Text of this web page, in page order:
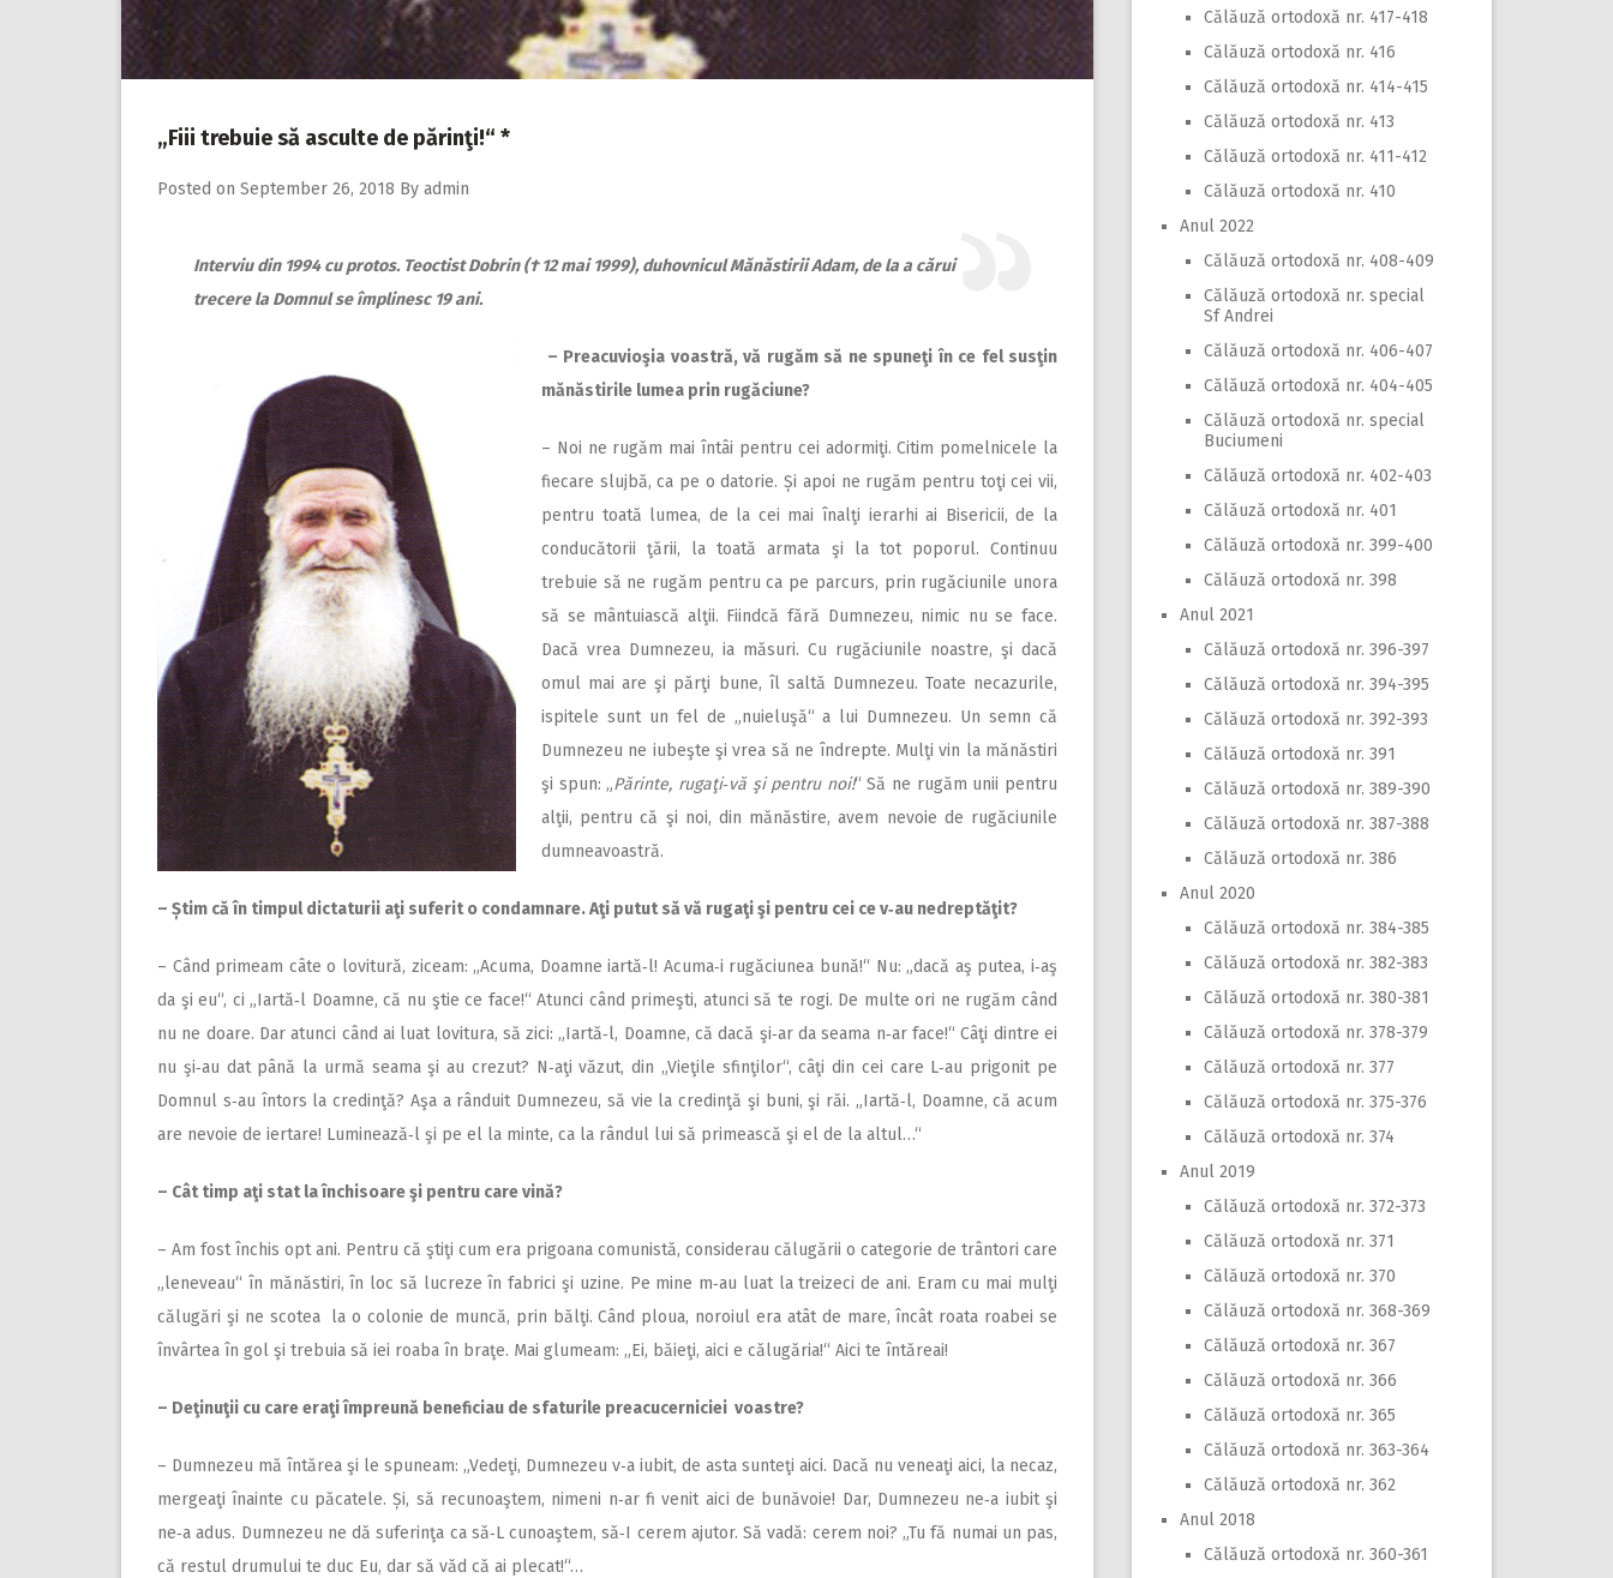
„Fiii trebuie să asculte de părinţi!“ *
Posted on September 26, 2018 By admin
Interviu din 1994 cu protos. Teoctist Dobrin († 12 mai 1999), duhovnicul Mănăstirii Adam, de la a cărui
trecere la Domnul se împlinesc 19 ani.
– Preacuvioşia voastră, vă rugăm să ne spuneţi în ce fel susţin
mănăstirile lumea prin rugăciune?
– Noi ne rugăm mai întâi pentru cei adormiţi. Citim pomelnicele la
fiecare slujbă, ca pe o datorie. Și apoi ne rugăm pentru toţi cei vii,
pentru toată lumea, de la cei mai înalţi ierarhi ai Bisericii, de la
conducătorii ţării, la toată armata şi la tot poporul. Continuu
trebuie să ne rugăm pentru ca pe parcurs, prin rugăciunile unora
să se mântuiască alţii. Fiindcă fără Dumnezeu, nimic nu se face.
Dacă vrea Dumnezeu, ia măsuri. Cu rugăciunile noastre, şi dacă
omul mai are şi părţi bune, îl saltă Dumnezeu. Toate necazurile,
ispitele sunt un fel de „nuieluşă“ a lui Dumnezeu. Un semn că
Dumnezeu ne iubeşte şi vrea să ne îndrepte. Mulţi vin la mănăstiri
şi spun: „Părinte, rugaţi‑vă şi pentru noi!“ Să ne rugăm unii pentru
alţii, pentru că şi noi, din mănăstire, avem nevoie de rugăciunile
dumneavoastră.
– Știm că în timpul dictaturii aţi suferit o condamnare. Aţi putut să vă rugaţi şi pentru cei ce v‑au nedreptăţit?
– Când primeam câte o lovitură, ziceam: „Acuma, Doamne iartă‑l! Acuma‑i rugăciunea bună!“ Nu: „dacă aş putea, i‑aş
da şi eu“, ci „Iartă‑l Doamne, că nu ştie ce face!“ Atunci când primeşti, atunci să te rogi. De multe ori ne rugăm când
nu ne doare. Dar atunci când ai luat lovitura, să zici: „Iartă‑l, Doamne, că dacă şi‑ar da seama n‑ar face!“ Câţi dintre ei
nu şi‑au dat până la urmă seama şi au crezut? N‑aţi văzut, din „Vieţile sfinţilor“, câţi din cei care L‑au prigonit pe
Domnul s‑au întors la credinţă? Aşa a rânduit Dumnezeu, să vie la credinţă şi buni, şi răi. „Iartă‑l, Doamne, că acum
are nevoie de iertare! Luminează‑l şi pe el la minte, ca la rândul lui să primească şi el de la altul…“
– Cât timp aţi stat la închisoare şi pentru care vină?
– Am fost închis opt ani. Pentru că ştiţi cum era prigoana comunistă, considerau călugării o categorie de trântori care
„leneveau“ în mănăstiri, în loc să lucreze în fabrici şi uzine. Pe mine m‑au luat la treizeci de ani. Eram cu mai mulţi
călugări şi ne scotea la o colonie de muncă, prin bălţi. Când ploua, noroiul era atât de mare, încât roata roabei se
învârtea în gol şi trebuia să iei roaba în braţe. Mai glumeam: „Ei, băieţi, aici e călugăria!“ Aici te întăreai!
– Deţinuţii cu care eraţi împreună beneficiau de sfaturile preacucerniciei voastre?
– Dumnezeu mă întărea şi le spuneam: „Vedeţi, Dumnezeu v‑a iubit, de asta sunteţi aici. Dacă nu veneaţi aici, la necaz,
mergeaţi înainte cu păcatele. Și, să recunoaştem, nimeni n‑ar fi venit aici de bunăvoie! Dar, Dumnezeu ne‑a iubit şi
ne‑a adus. Dumnezeu ne dă suferinţa ca să‑L cunoaştem, să‑I cerem ajutor. Să vadă: cerem noi? „Tu fă numai un pas,
că restul drumului te duc Eu, dar să văd că ai plecat!“…
Călăuză ortodoxă nr. 417-418
Călăuză ortodoxă nr. 416
Călăuză ortodoxă nr. 414-415
Călăuză ortodoxă nr. 413
Călăuză ortodoxă nr. 411-412
Călăuză ortodoxă nr. 410
Anul 2022
Călăuză ortodoxă nr. 408-409
Călăuză ortodoxă nr. special
Sf Andrei
Călăuză ortodoxă nr. 406-407
Călăuză ortodoxă nr. 404-405
Călăuză ortodoxă nr. special
Buciumeni
Călăuză ortodoxă nr. 402-403
Călăuză ortodoxă nr. 401
Călăuză ortodoxă nr. 399-400
Călăuză ortodoxă nr. 398
Anul 2021
Călăuză ortodoxă nr. 396-397
Călăuză ortodoxă nr. 394-395
Călăuză ortodoxă nr. 392-393
Călăuză ortodoxă nr. 391
Călăuză ortodoxă nr. 389-390
Călăuză ortodoxă nr. 387-388
Călăuză ortodoxă nr. 386
Anul 2020
Călăuză ortodoxă nr. 384-385
Călăuză ortodoxă nr. 382-383
Călăuză ortodoxă nr. 380-381
Călăuză ortodoxă nr. 378-379
Călăuză ortodoxă nr. 377
Călăuză ortodoxă nr. 375-376
Călăuză ortodoxă nr. 374
Anul 2019
Călăuză ortodoxă nr. 372-373
Călăuză ortodoxă nr. 371
Călăuză ortodoxă nr. 370
Călăuză ortodoxă nr. 368-369
Călăuză ortodoxă nr. 367
Călăuză ortodoxă nr. 366
Călăuză ortodoxă nr. 365
Călăuză ortodoxă nr. 363-364
Călăuză ortodoxă nr. 362
Anul 2018
Călăuză ortodoxă nr. 360-361